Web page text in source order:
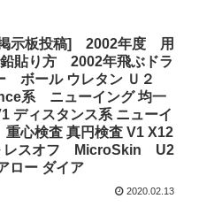
示板投稿] 2002年度 用
貼り方 2002年飛ぶドラ
ボール ウレタン Ｕ２
系 ニューイング 均一
ディスタンス系 ニューイ
心検査 真円検査 V1 X12
レスオフ MicroSkin U2
ロー ダイア
2020.02.13